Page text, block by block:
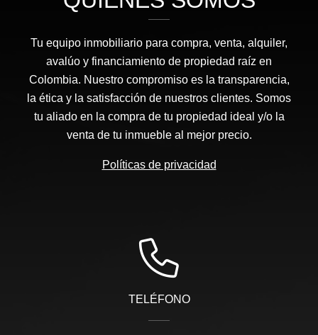
Tu equipo inmobiliario para compra, venta, alquiler,
avalúo y financiamiento de propiedad raíz en
Colombia. Nuestro compromiso es la transparencia,
la ética y la satisfacción de nuestros clientes. Somos
tu aliado en la compra de tu propiedad ideal y/o la
venta de tu inmueble al mejor precio.
Políticas de privacidad
TELÉFONO